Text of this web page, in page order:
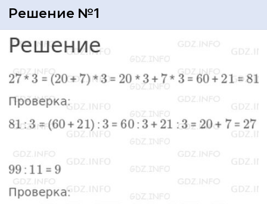
Решение №1